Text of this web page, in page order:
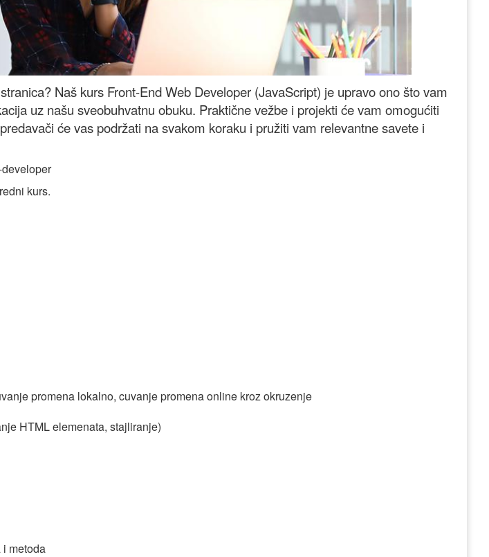
Naš kurs Front-End Web Developer (JavaScript) je upravo ono što vam
uz našu sveobuhvatnu obuku. Praktične vežbe i projekti će vam omogućiti
će vas podržati na svakom koraku i pružiti vam relevantne savete i
kurs.
promena lokalno, cuvanje promena online kroz okruzenje
HTML elemenata, stajliranje)
metoda